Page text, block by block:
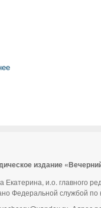
издание
Екатерина, и.о. главного
Федеральной службой